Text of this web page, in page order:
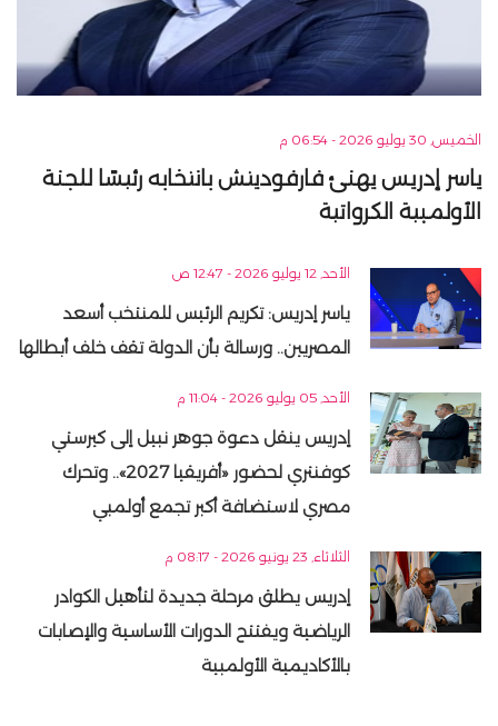
الخميس, 30 يوليو 2026 - 06:54 م
ياسر إدريس يهنئ فارفوديتش بانتخابه رئيسًا للجنة
الأولمبية الكرواتية
الأحد, 12 يوليو 2026 - 12:47 ص
ياسر إدريس: تكريم الرئيس للمنتخب أسعد
المصريين.. ورسالة بأن الدولة تقف خلف أبطالها
الأحد, 05 يوليو 2026 - 11:04 م
إدريس ينقل دعوة جوهر نبيل إلى كيرستي
كوفنتري لحضور «أفريقيا 2027».. وتحرك
مصري لاستضافة أكبر تجمع أولمبي
الثلاثاء, 23 يونيو 2026 - 08:17 م
إدريس يطلق مرحلة جديدة لتأهيل الكوادر
الرياضية ويفتتح الدورات الأساسية والإصابات
بالأكاديمية الأولمبية